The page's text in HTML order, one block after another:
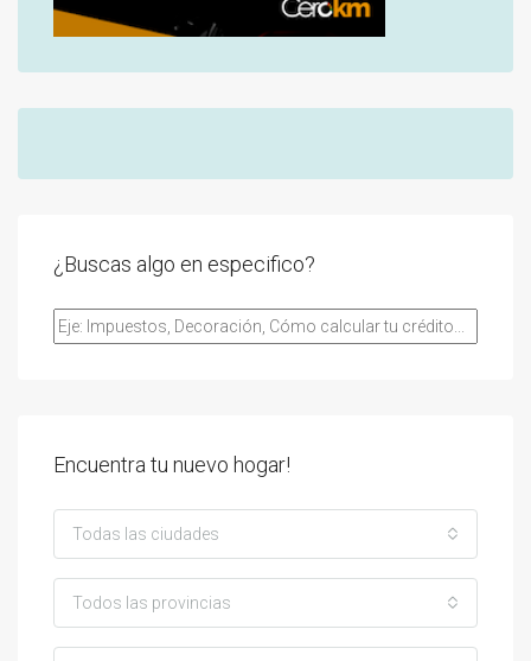
¿Buscas algo en especifico?
Encuentra tu nuevo hogar!
Todas las ciudades
Todos las provincias